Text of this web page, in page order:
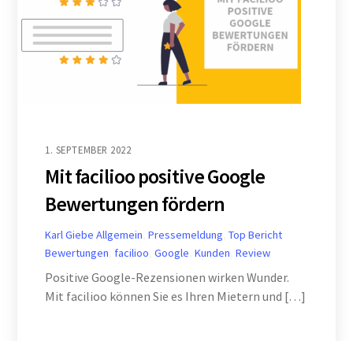
1. SEPTEMBER 2022
Mit facilioo positive Google
Bewertungen fördern
Karl Giebe Allgemein ,Pressemeldung ,Top Bericht
Bewertungen ,facilioo ,Google ,Kunden ,Review
Positive Google-Rezensionen wirken Wunder.
Mit facilioo können Sie es Ihren Mietern und […]